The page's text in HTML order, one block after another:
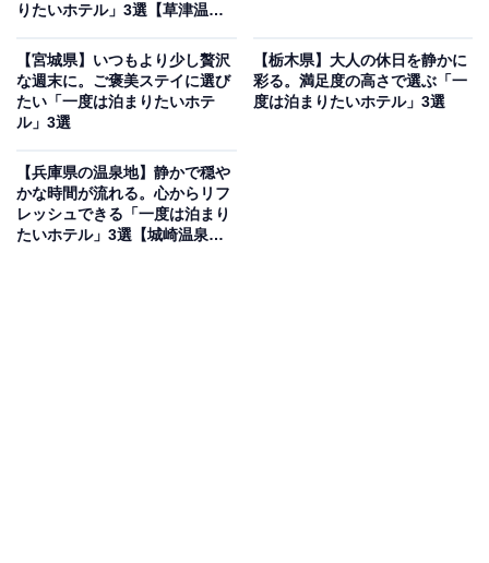
旅荘 海の蝶（画像：「旅荘 海の蝶」公式Webサイトより）
「旅荘 海の蝶」は、伊勢志摩の海を一望する高台に位置
美しい伊勢湾の眺望を楽しめます。名湯「榊原温泉」を
運湯した大浴場「麦飯石の湯」や露天風呂で心ゆくまで
癒やされた後は、伊勢海老や鮑など地元・伊勢志摩の豪
りたいホテル」3選【草津温
【宮城県】いつもより少し贅沢
な週末に。ご褒美ステイに選び
たい「一度は泊まりたいホテ
ル」3選
【栃木県】大人の休日を静かに
彩る。満足度の高さで選ぶ「一
度は泊まりたいホテル」3選
【兵庫県の温泉地】静かで穏や
かな時間が流れる。心からリフ
レッシュできる「一度は泊まり
たいホテル」3選【城崎温泉・